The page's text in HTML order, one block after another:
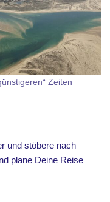
Zeiten
und stöbere nach
plane Deine Reise